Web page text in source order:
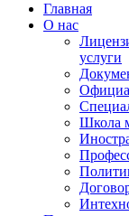
Главная
О нас
услуги
Школа